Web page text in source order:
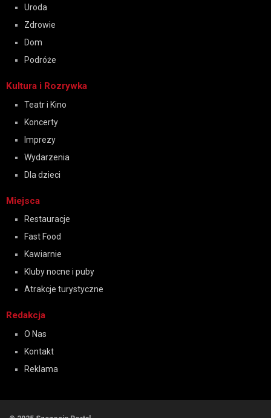
Uroda
Zdrowie
Dom
Podróże
Kultura i Rozrywka
Teatr i Kino
Koncerty
Imprezy
Wydarzenia
Dla dzieci
Miejsca
Restauracje
Fast Food
Kawiarnie
Kluby nocne i puby
Atrakcje turystyczne
Redakcja
O Nas
Kontakt
Reklama